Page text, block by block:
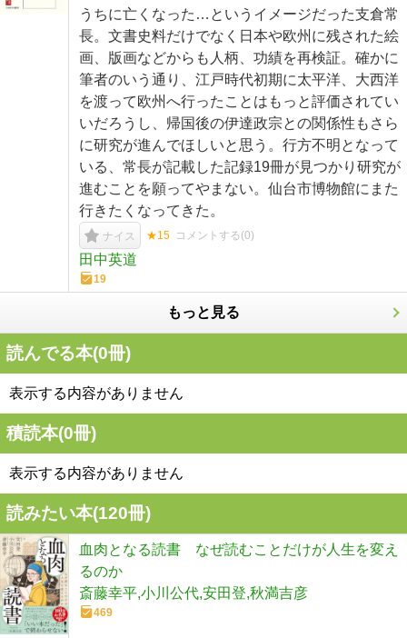
うちに亡くなった…というイメージだった支倉常
長。文書史料だけでなく日本や欧州に残された絵
画、版画などからも人柄、功績を再検証。確かに
筆者のいう通り、江戸時代初期に太平洋、大西洋
を渡って欧州へ行ったことはもっと評価されてい
いだろうし、帰国後の伊達政宗との関係性もさら
に研究が進んでほしいと思う。行方不明となって
いる、常長が記載した記録19冊が見つかり研究が
進むことを願ってやまない。仙台市博物館にまた
行きたくなってきた。
ナイス ★15 コメントする(0)
田中英道
19
もっと見る
読んでる本(0冊)
表示する内容がありません
積読本(0冊)
表示する内容がありません
読みたい本(120冊)
血肉となる読書 なぜ読むことだけが人生を変え
るのか
斎藤幸平,小川公代,安田登,秋満吉彦
469